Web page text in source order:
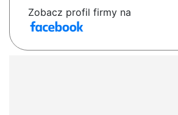
Zobacz profil firmy na